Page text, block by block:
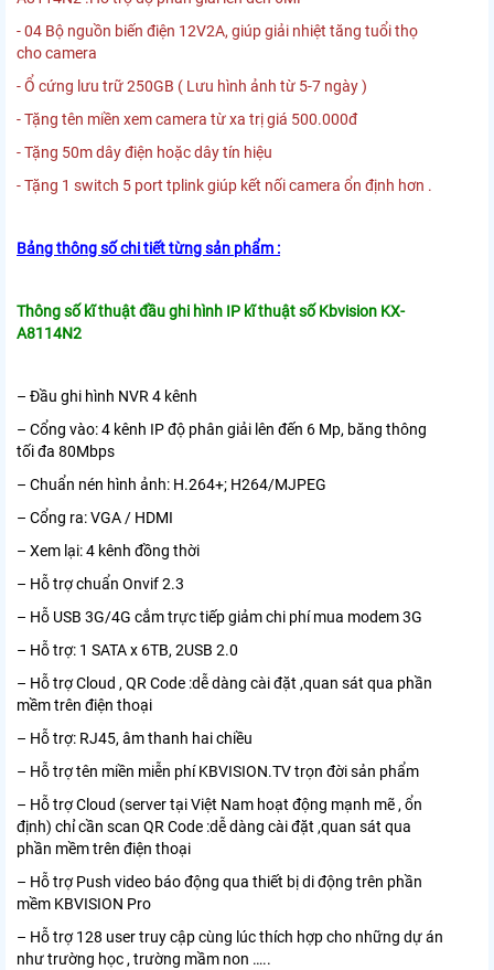
- 04 Bộ nguồn biến điện 12V2A, giúp giải nhiệt tăng tuổi thọ
cho camera
- Ổ cứng lưu trữ 250GB ( Lưu hình ảnh từ 5-7 ngày )
- Tặng tên miền xem camera từ xa trị giá 500.000đ
- Tặng 50m dây điện hoặc dây tín hiệu
- Tặng 1 switch 5 port tplink giúp kết nối camera ổn định hơn .
Bảng thông số chi tiết từng sản phẩm :
Thông số kĩ thuật đầu ghi hình IP kĩ thuật số Kbvision KX-
A8114N2
– Đầu ghi hình NVR 4 kênh
– Cổng vào: 4 kênh IP độ phân giải lên đến 6 Mp, băng thông
tối đa 80Mbps
– Chuẩn nén hình ảnh: H.264+; H264/MJPEG
– Cổng ra: VGA / HDMI
– Xem lại: 4 kênh đồng thời
– Hỗ trợ chuẩn Onvif 2.3
– Hỗ USB 3G/4G cắm trực tiếp giảm chi phí mua modem 3G
– Hỗ trợ: 1 SATA x 6TB, 2USB 2.0
– Hỗ trợ Cloud , QR Code :dễ dàng cài đặt ,quan sát qua phần
mềm trên điện thoại
– Hỗ trợ: RJ45, âm thanh hai chiều
– Hỗ trợ tên miền miễn phí KBVISION.TV trọn đời sản phẩm
– Hỗ trợ Cloud (server tại Việt Nam hoạt động mạnh mẽ , ổn
định) chỉ cần scan QR Code :dễ dàng cài đặt ,quan sát qua
phần mềm trên điện thoại
– Hỗ trợ Push video báo động qua thiết bị di động trên phần
mềm KBVISION Pro
– Hỗ trợ 128 user truy cập cùng lúc thích hợp cho những dự án
như trường học , trường mầm non …..